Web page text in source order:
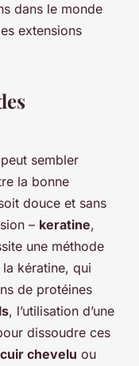
dans le monde
extensions
peut sembler
la bonne
douce et sans
– keratine,
une méthode
kératine, qui
de protéines
, l’utilisation d’une
dissoudre ces
cuir chevelu ou